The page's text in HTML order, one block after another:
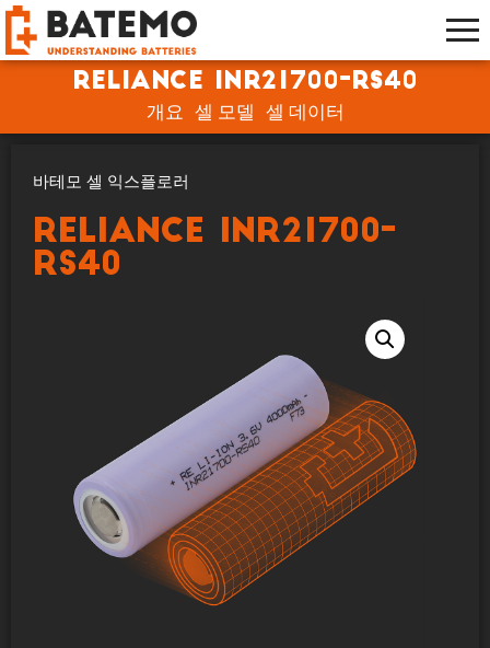
Reliance INR21700-RS40
개요 셀 모델 셀 데이터
바테모 셀 익스플로러
Reliance INR21700-
RS40